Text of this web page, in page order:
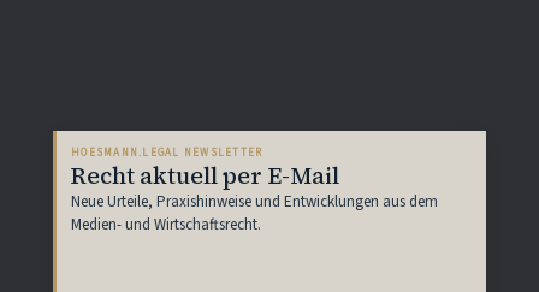
HOESMANN.LEGAL NEWSLETTER
Recht aktuell per E-Mail
Neue Urteile, Praxishinweise und Entwicklungen aus dem
Medien- und Wirtschaftsrecht.